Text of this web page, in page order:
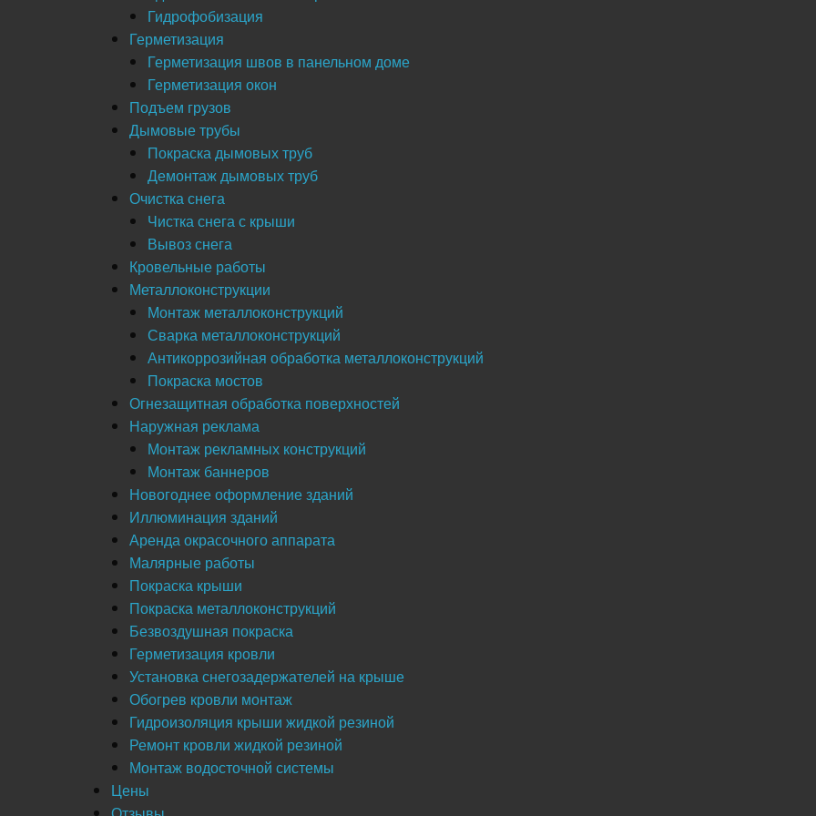
Гидрофобизация
Герметизация
Герметизация швов в панельном доме
Герметизация окон
Подъем грузов
Дымовые трубы
Покраска дымовых труб
Демонтаж дымовых труб
Очистка снега
Чистка снега с крыши
Вывоз снега
Кровельные работы
Металлоконструкции
Монтаж металлоконструкций
Сварка металлоконструкций
Антикоррозийная обработка металлоконструкций
Покраска мостов
Огнезащитная обработка поверхностей
Наружная реклама
Монтаж рекламных конструкций
Монтаж баннеров
Новогоднее оформление зданий
Иллюминация зданий
Аренда окрасочного аппарата
Малярные работы
Покраска крыши
Покраска металлоконструкций
Безвоздушная покраска
Герметизация кровли
Установка снегозадержателей на крыше
Обогрев кровли монтаж
Гидроизоляция крыши жидкой резиной
Ремонт кровли жидкой резиной
Монтаж водосточной системы
Цены